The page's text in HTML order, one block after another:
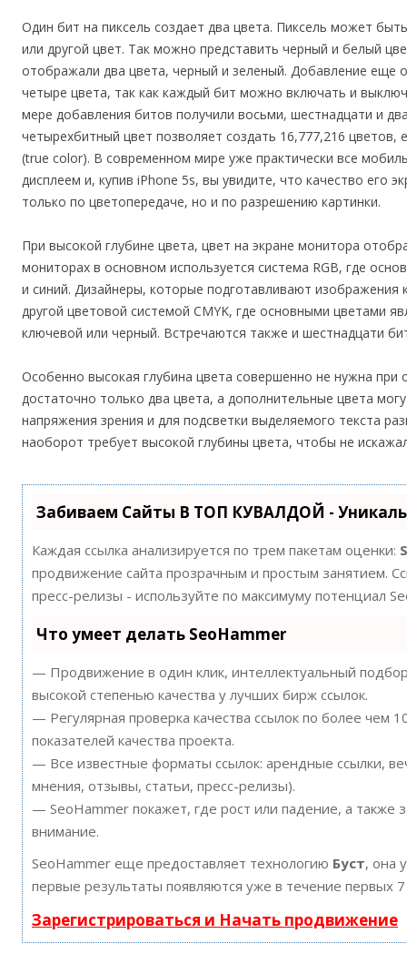
Один бит на пиксель создает два цвета. Пиксель может
или другой цвет. Так можно представить черный и белый
отображали два цвета, черный и зеленый. Добавление еще
четыре цвета, так как каждый бит можно включать и
мере добавления битов получили восьми, шестнадцати и
четырехбитный цвет позволяет создать 16,777,216
(true color). В современном мире уже практически все
дисплеем и, купив iPhone 5s, вы увидите, что качество его
только по цветопередаче, но и по разрешению картинки.
При высокой глубине цвета, цвет на экране монитора
мониторах в основном используется система RGB, где
и синий. Дизайнеры, которые подготавливают изображения
другой цветовой системой CMYK, где основными цветами
ключевой или черный. Встречаются также и шестнадцати
Особенно высокая глубина цвета совершенно не нужна при
достаточно только два цвета, а дополнительные цвета
напряжения зрения и для подсветки выделяемого текста
наоборот требует высокой глубины цвета, чтобы не
Забиваем Сайты В ТОП КУВАЛДОЙ -
Каждая ссылка анализируется по трем пакетам оценки:
продвижение сайта прозрачным и простым занятием.
пресс-релизы - используйте по максимуму потенциал
Что умеет делать SeoHammer
— Продвижение в один клик, интеллектуальный
высокой степенью качества у лучших бирж ссылок.
— Регулярная проверка качества ссылок по более чем
показателей качества проекта.
— Все известные форматы ссылок: арендные ссылки,
мнения, отзывы, статьи, пресс-релизы).
— SeoHammer покажет, где рост или падение, а также
внимание.
SeoHammer еще предоставляет технологию Буст, она
первые результаты появляются уже в течение первых
Зарегистрироваться и Начать продвижение